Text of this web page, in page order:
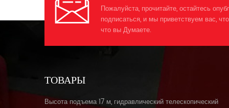
Пожалуйста, прочитайте, остайтесь
подписаться, и мы приветствуем вас,
что вы Думаете.
ТОВАРЫ
Высота подъема 17 м, гидравлический телескопический